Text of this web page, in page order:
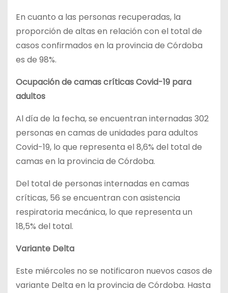
En cuanto a las personas recuperadas, la
proporción de altas en relación con el total de
casos confirmados en la provincia de Córdoba
es de 98%.
Ocupación de camas críticas Covid-19 para
adultos
Al día de la fecha, se encuentran internadas 302
personas en camas de unidades para adultos
Covid-19, lo que representa el 8,6% del total de
camas en la provincia de Córdoba.
Del total de personas internadas en camas
críticas, 56 se encuentran con asistencia
respiratoria mecánica, lo que representa un
18,5% del total.
Variante Delta
Este miércoles no se notificaron nuevos casos de
variante Delta en la provincia de Córdoba. Hasta